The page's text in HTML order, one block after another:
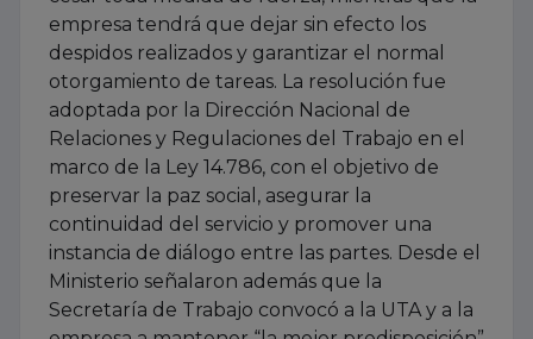
empresa tendrá que dejar sin efecto los
despidos realizados y garantizar el normal
otorgamiento de tareas. La resolución fue
adoptada por la Dirección Nacional de
Relaciones y Regulaciones del Trabajo en el
marco de la Ley 14.786, con el objetivo de
preservar la paz social, asegurar la
continuidad del servicio y promover una
instancia de diálogo entre las partes. Desde el
Ministerio señalaron además que la
Secretaría de Trabajo convocó a la UTA y a la